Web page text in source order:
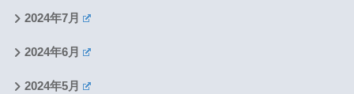
2024年7月
2024年6月
2024年5月